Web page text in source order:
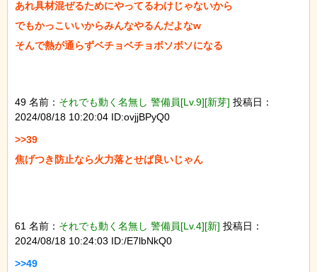
あれ具材混ぜるためにやってるわけじゃないから
でもかっこいいからみんなやるんだよなw
そんで熱が通らずベチョベチョボソボソになる
49 名前： それでも動く名無し 警備員[Lv.9][新芽] 投稿日：
2024/08/18 10:20:04 ID:ovjjBPyQ0
>>39
焦げつき防止なら火力落とせば良いじゃん
61 名前： それでも動く名無し 警備員[Lv.4][新] 投稿日：
2024/08/18 10:24:03 ID:/E7lbNkQ0
>>49